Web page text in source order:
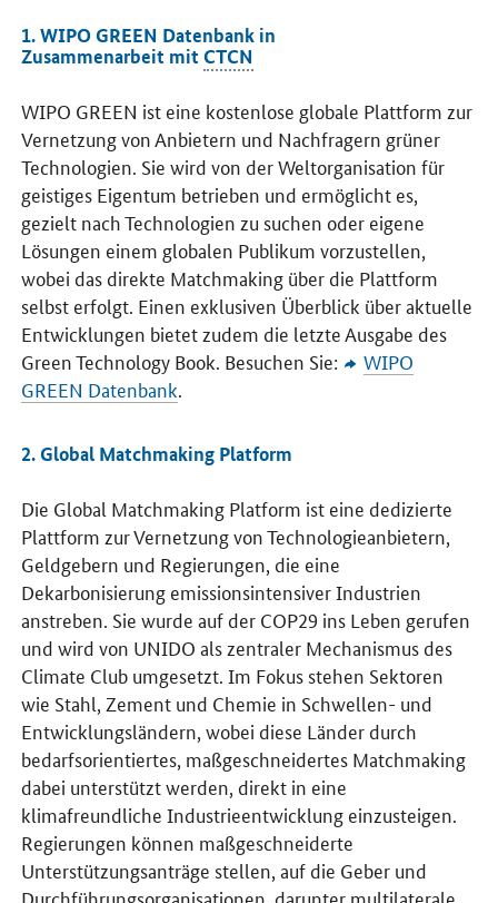
1. WIPO GREEN Datenbank in
Zusammenarbeit mit CTCN
WIPO GREEN ist eine kostenlose globale Plattform zur
Vernetzung von Anbietern und Nachfragern grüner
Technologien. Sie wird von der Weltorganisation für
geistiges Eigentum betrieben und ermöglicht es,
gezielt nach Technologien zu suchen oder eigene
Lösungen einem globalen Publikum vorzustellen,
wobei das direkte Matchmaking über die Plattform
selbst erfolgt. Einen exklusiven Überblick über aktuelle
Entwicklungen bietet zudem die letzte Ausgabe des
Green Technology Book . Besuchen Sie:
WIPO
GREEN Datenbank
2.Global Matchmaking Platform
Die Global Matchmaking Platform ist eine dedizierte
Plattform zur Vernetzung von Technologieanbietern,
Geldgebern und Regierungen, die eine
Dekarbonisierung emissionsintensiver Industrien
anstreben. Sie wurde auf der COP29 ins Leben gerufen
und wird von UNIDO als zentraler Mechanismus des
Climate Club umgesetzt. Im Fokus stehen Sektoren
wie Stahl, Zement und Chemie in Schwellen- und
Entwicklungsländern, wobei diese Länder durch
bedarfsorientiertes, maßgeschneidertes Matchmaking
dabei unterstützt werden, direkt in eine
klimafreundliche Industrieentwicklung einzusteigen.
Regierungen können maßgeschneiderte
Unterstützungsanträge stellen, auf die Geber und
Durchführungsorganisationen, darunter multilaterale